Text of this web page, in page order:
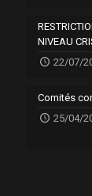
NIVEAU
22/07/
Comités
25/04/